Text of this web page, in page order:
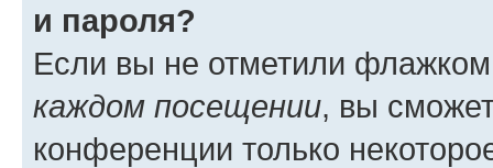
и пароля?
Если вы не отметили
каждом посещении, вы
конференции только